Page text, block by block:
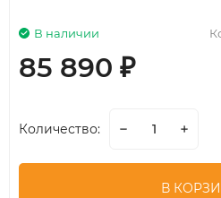
В наличии
85 890 ₽
Количество:
В